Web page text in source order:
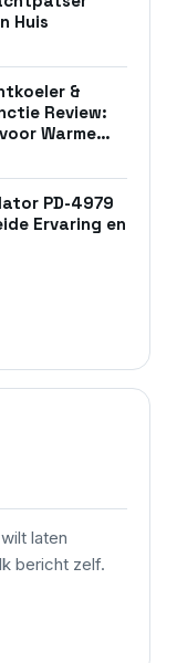
Huis
&
Review:
Warme
PD-4979
Ervaring en
laten
bericht zelf.